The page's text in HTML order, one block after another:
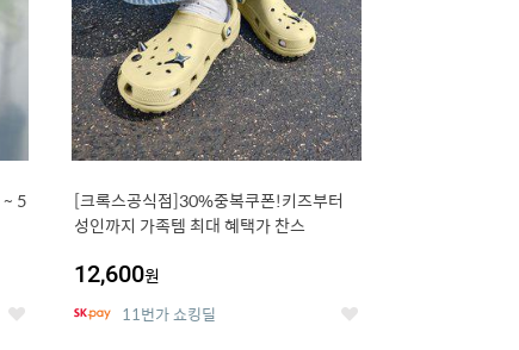
좋
[크록스공식점]30%중복쿠폰!키즈부터
성인까지 가족템 최대 혜택가 찬스
12,600원
11번가 쇼킹딜 좋